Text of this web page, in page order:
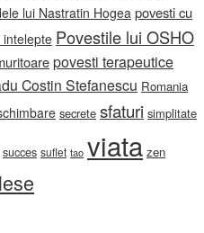
lui Nastratin Hogea povesti cu
Povestile lui OSHO
povesti terapeutice
Costin Stefanescu Romania
secrete sfaturi simplitate
succes suflet tao viata zen